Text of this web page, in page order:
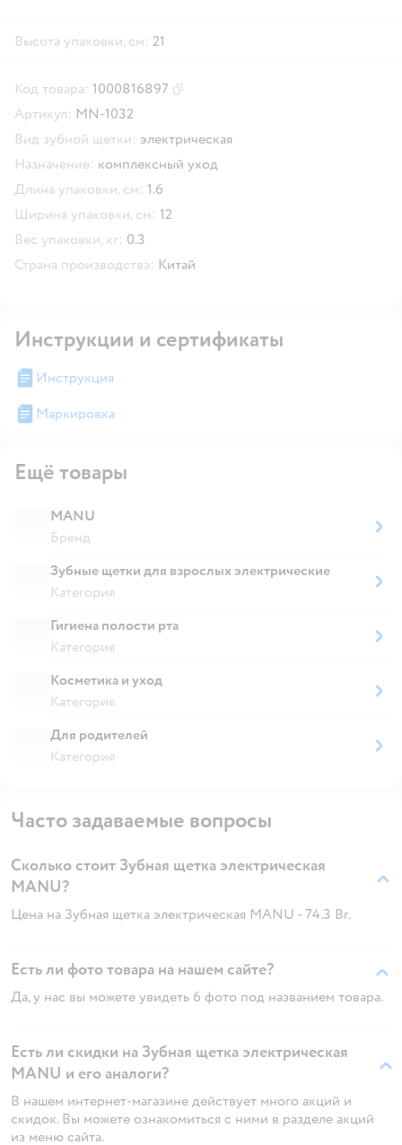
Высота упаковки, см: 21
Код товара: 1000816897
Артикул: MN-1032
Вид зубной щетки: электрическая
Назначение: комплексный уход
Длина упаковки, см: 1.6
Ширина упаковки, см: 12
Вес упаковки, кг: 0.3
Страна производства: Китай
Инструкции и сертификаты
Инструкция
Маркировка
Ещё товары
MANU
Бренд
Зубные щетки для взрослых электрические
Категория
Гигиена полости рта
Категория
Косметика и уход
Категория
Для родителей
Категория
Часто задаваемые вопросы
Сколько стоит Зубная щетка электрическая
MANU?
Цена на Зубная щетка электрическая MANU - 74.3 Br.
Есть ли фото товара на нашем сайте?
Да, у нас вы можете увидеть 6 фото под названием товара.
Есть ли скидки на Зубная щетка электрическая
MANU и его аналоги?
В нашем интернет-магазине действует много акций и
скидок. Вы можете ознакомиться с ними в разделе акций
из меню сайта.